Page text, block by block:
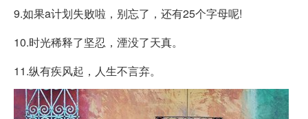
9.如果a计划失败啦，别忘了，还有25个字母呢!
10.时光稀释了坚忍，湮没了天真。
11.纵有疾风起，人生不言弃。